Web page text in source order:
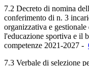
7.2 Decreto di nomina
conferimento di n. 3
organizzativa e
l'educazione sportiva e il
competenze 2021-2027 -
7.3 Verbale di selezione